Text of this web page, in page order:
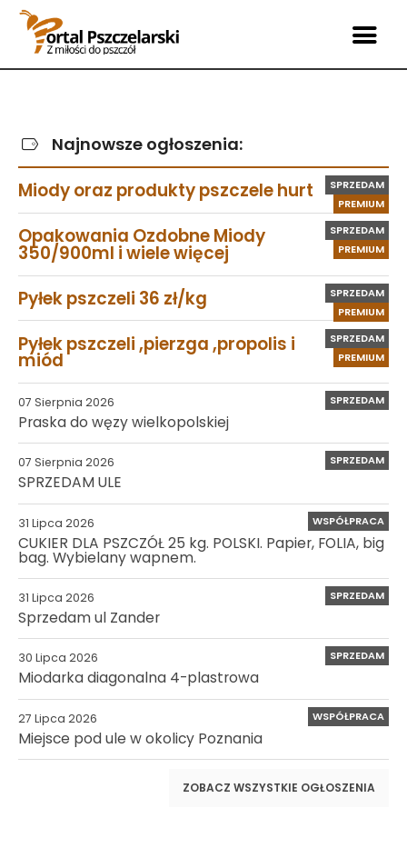
Najnowsze ogłoszenia:
PREMIUM
SPRZEDAM
Miody oraz produkty pszczele hurt
PREMIUM
SPRZEDAM
Opakowania Ozdobne Miody
350/900ml i wiele więcej
PREMIUM
SPRZEDAM
Pyłek pszczeli 36 zł/kg
PREMIUM
SPRZEDAM
Pyłek pszczeli ,pierzga ,propolis i
miód
07 Sierpnia 2026 SPRZEDAM
Praska do węzy wielkopolskiej
07 Sierpnia 2026 SPRZEDAM
SPRZEDAM ULE
31 Lipca 2026 WSPÓŁPRACA
CUKIER DLA PSZCZÓŁ 25 kg. POLSKI. Papier, FOLIA, big
bag. Wybielany wapnem.
31 Lipca 2026 SPRZEDAM
Sprzedam ul Zander
30 Lipca 2026 SPRZEDAM
Miodarka diagonalna 4-plastrowa
27 Lipca 2026 WSPÓŁPRACA
Miejsce pod ule w okolicy Poznania
ZOBACZ WSZYSTKIE OGŁOSZENIA